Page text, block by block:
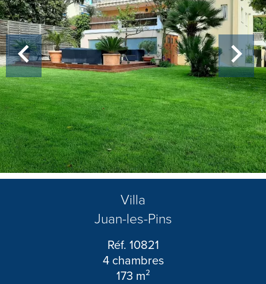
Villa
Juan-les-Pins
Réf. 10821
4 chambres
173 m²